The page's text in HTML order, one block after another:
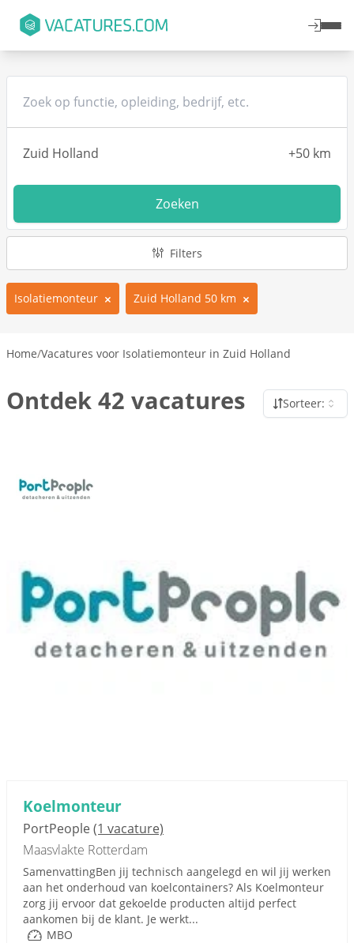
Zoeken
Filters
Isolatiemonteur Zuid Holland 50 km
Home/Vacatures voor Isolatiemonteur in Zuid Holland
Ontdek 42 vacatures Sorteer:
Koelmonteur
PortPeople(1 vacature)
Maasvlakte Rotterdam
SamenvattingBen jij technisch aangelegd en wil jij werken
aan het onderhoud van koelcontainers? Als Koelmonteur
zorg jij ervoor dat gekoelde producten altijd perfect
aankomen bij de klant. Je werkt...
MBO